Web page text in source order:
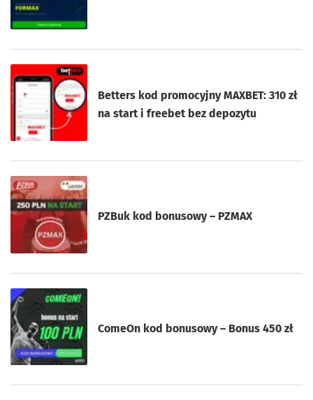
Betters kod promocyjny MAXBET: 310 zł
na start i freebet bez depozytu
PZBuk kod bonusowy – PZMAX
ComeOn kod bonusowy – Bonus 450 zł